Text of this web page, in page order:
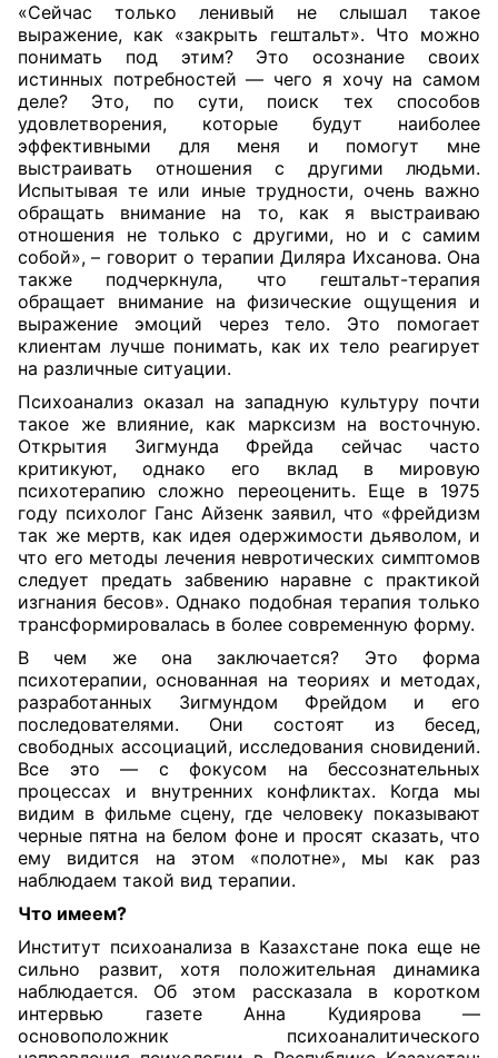
«Сейчас только ленивый не слышал такое
выражение, как «закрыть гештальт». Что можно
понимать под этим? Это осознание своих
истинных потребностей — чего я хочу на самом
деле? Это, по сути, поиск тех способов
удовлетворения, которые будут наиболее
эффективными для меня и помогут мне
выстраивать отношения с другими людьми.
Испытывая те или иные трудности, очень важно
обращать внимание на то, как я выстраиваю
отношения не только с другими, но и с самим
собой», – говорит о терапии Диляра Ихсанова. Она
также подчеркнула, что гештальт-терапия
обращает внимание на физические ощущения и
выражение эмоций через тело. Это помогает
клиентам лучше понимать, как их тело реагирует
на различные ситуации.
Психоанализ оказал на западную культуру почти
такое же влияние, как марксизм на восточную.
Открытия Зигмунда Фрейда сейчас часто
критикуют, однако его вклад в мировую
психотерапию сложно переоценить. Еще в 1975
году психолог Ганс Айзенк заявил, что «фрейдизм
так же мертв, как идея одержимости дьяволом, и
что его методы лечения невротических симптомов
следует предать забвению наравне с практикой
изгнания бесов». Однако подобная терапия только
трансформировалась в более современную форму.
В чем же она заключается? Это форма
психотерапии, основанная на теориях и методах,
разработанных Зигмундом Фрейдом и его
последователями. Они состоят из бесед,
свободных ассоциаций, исследования сновидений.
Все это — с фокусом на бессознательных
процессах и внутренних конфликтах. Когда мы
видим в фильме сцену, где человеку показывают
черные пятна на белом фоне и просят сказать, что
ему видится на этом «полотне», мы как раз
наблюдаем такой вид терапии.
Что имеем?
Институт психоанализа в Казахстане пока еще не
сильно развит, хотя положительная динамика
наблюдается. Об этом рассказала в коротком
интервью газете Анна Кудиярова —
основоположник психоаналитического